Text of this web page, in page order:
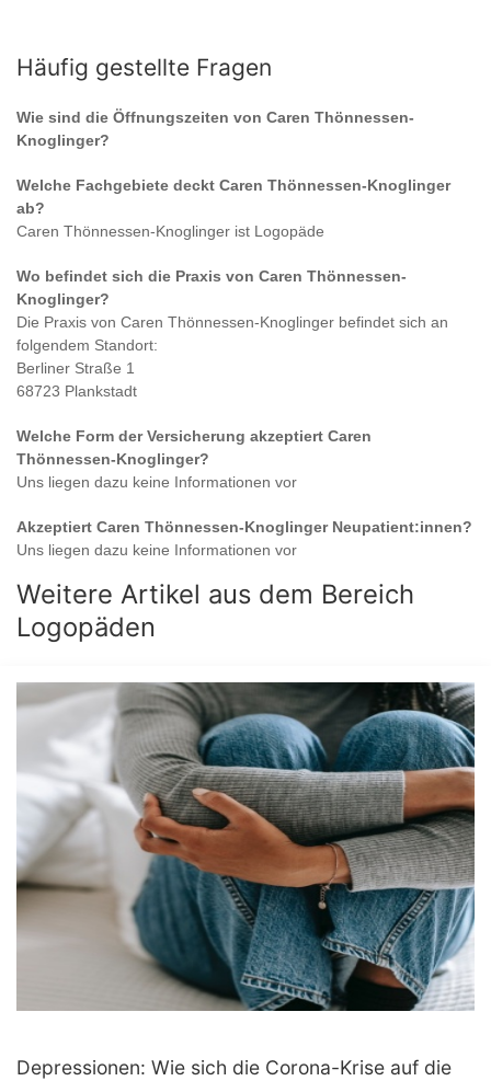
Häufig gestellte Fragen
Wie sind die Öffnungszeiten von Caren Thönnessen-
Knoglinger?
Welche Fachgebiete deckt Caren Thönnessen-Knoglinger
ab?
Caren Thönnessen-Knoglinger ist Logopäde
Wo befindet sich die Praxis von Caren Thönnessen-
Knoglinger?
Die Praxis von Caren Thönnessen-Knoglinger befindet sich an
folgendem Standort:
Berliner Straße 1
68723 Plankstadt
Welche Form der Versicherung akzeptiert Caren
Thönnessen-Knoglinger?
Uns liegen dazu keine Informationen vor
Akzeptiert Caren Thönnessen-KnoglingerNeupatient:innen?
Uns liegen dazu keine Informationen vor
Weitere Artikel aus dem Bereich
Logopäden
Depressionen: Wie sich die Corona-Krise auf die